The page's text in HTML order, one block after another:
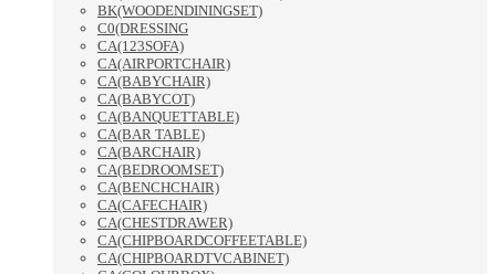
BK(WOODENDININGSET)
C0(DRESSING
CA(123SOFA)
CA(AIRPORTCHAIR)
CA(BABYCHAIR)
CA(BABYCOT)
CA(BANQUETTABLE)
CA(BAR TABLE)
CA(BARCHAIR)
CA(BEDROOMSET)
CA(BENCHCHAIR)
CA(CAFECHAIR)
CA(CHESTDRAWER)
CA(CHIPBOARDCOFFEETABLE)
CA(CHIPBOARDTVCABINET)